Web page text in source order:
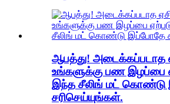
ஆபத்து! அடைக்கப்படாத
உங்களுக்கு பண இழப்பை
இந்த சீலிங் மட் கொண்டு
சரிசெய்யுங்கள்.